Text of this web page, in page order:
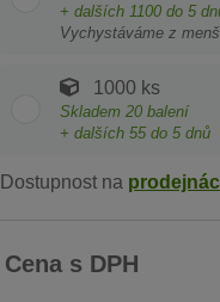
+ dalších 1100 do 5
Vychystáváme z
1000 ks
Skladem 20 balení
+ dalších 55 do 5 dnů
Dostupnost na
Cena s DPH